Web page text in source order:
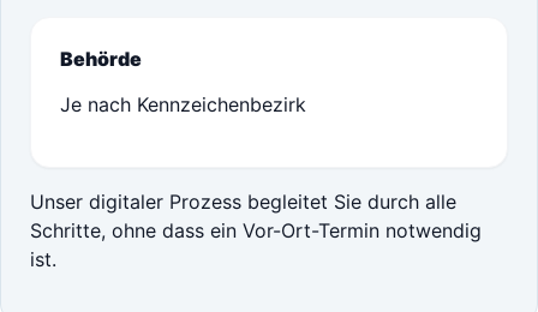
Behörde
Je nach Kennzeichenbezirk
Unser digitaler Prozess begleitet Sie durch alle
Schritte, ohne dass ein Vor-Ort-Termin notwendig
ist.